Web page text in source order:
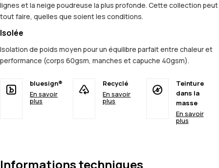
lignes et la neige poudreuse la plus profonde. Cette collection peut
tout faire, quelles que soient les conditions.
Isolée
Isolation de poids moyen pour un équilibre parfait entre chaleur et
performance (corps 60gsm, manches et capuche 40gsm).
bluesign®
En savoir
plus
Recyclé
En savoir
plus
Teinture
dans la
masse
En savoir
plus
Informations techniques